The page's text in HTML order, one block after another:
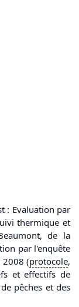
: Evaluation par
thermique et
de la
par l'enquête
2008 (protocole,
et effectifs de
pêches et des